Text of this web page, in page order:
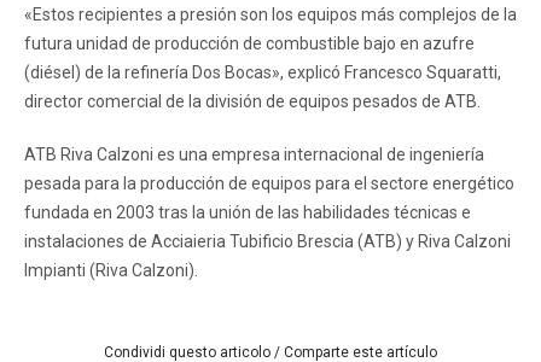
«Estos recipientes a presión son los equipos más complejos de la
futura unidad de producción de combustible bajo en azufre
(diésel) de la refinería Dos Bocas», explicó Francesco Squaratti,
director comercial de la división de equipos pesados ​​de ATB.
ATB Riva Calzoni es una empresa internacional de ingeniería
pesada para la producción de equipos para el sectore energético
fundada en 2003 tras la unión de las habilidades técnicas e
instalaciones de Acciaieria Tubificio Brescia (ATB) y Riva Calzoni
Impianti (Riva Calzoni).
Condividi questo articolo / Comparte este artículo